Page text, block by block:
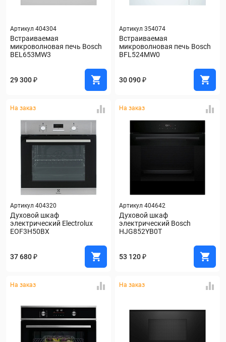
Артикул 404304
Встраиваемая
микроволновая печь Bosch
BEL653MW3
29 300 ₽
Артикул 354074
Встраиваемая
микроволновая печь Bosch
BFL524MW0
30 090 ₽
На заказ
Артикул 404320
Духовой шкаф
электрический Electrolux
EOF3H50BX
37 680 ₽
На заказ
Артикул 404642
Духовой шкаф
электрический Bosch
HJG852YB0T
53 120 ₽
На заказ На заказ